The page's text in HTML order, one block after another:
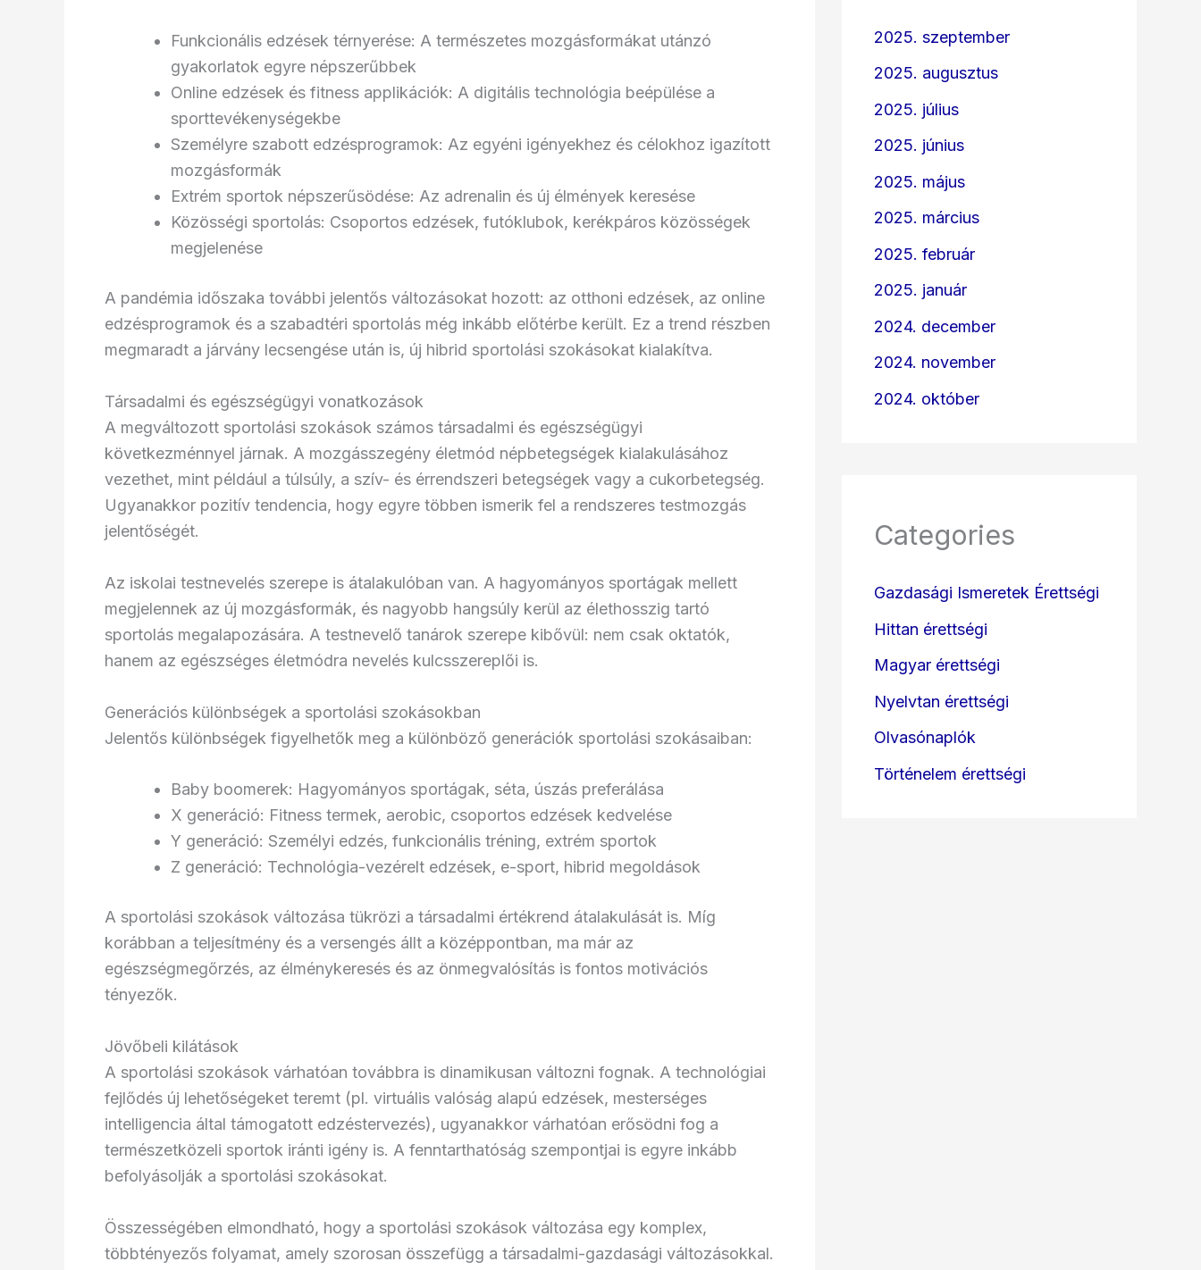
Funkcionális edzések térnyerése: A természetes mozgásformákat utánzó
gyakorlatok egyre népszerűbbek
Online edzések és fitness applikációk: A digitális technológia beépülése a
sporttevékenységekbe
Személyre szabott edzésprogramok: Az egyéni igényekhez és célokhoz igazított
mozgásformák
Extrém sportok népszerűsödése: Az adrenalin és új élmények keresése
Közösségi sportolás: Csoportos edzések, futóklubok, kerékpáros közösségek
megjelenése
A pandémia időszaka további jelentős változásokat hozott: az otthoni edzések, az online
edzésprogramok és a szabadtéri sportolás még inkább előtérbe került. Ez a trend részben
megmaradt a járvány lecsengése után is, új hibrid sportolási szokásokat kialakítva.
Társadalmi és egészségügyi vonatkozások
A megváltozott sportolási szokások számos társadalmi és egészségügyi
következménnyel járnak. A mozgásszegény életmód népbetegségek kialakulásához
vezethet, mint például a túlsúly, a szív- és érrendszeri betegségek vagy a cukorbetegség.
Ugyanakkor pozitív tendencia, hogy egyre többen ismerik fel a rendszeres testmozgás
jelentőségét.
Az iskolai testnevelés szerepe is átalakulóban van. A hagyományos sportágak mellett
megjelennek az új mozgásformák, és nagyobb hangsúly kerül az élethosszig tartó
sportolás megalapozására. A testnevelő tanárok szerepe kibővül: nem csak oktatók,
hanem az egészséges életmódra nevelés kulcsszereplői is.
Generációs különbségek a sportolási szokásokban
Jelentős különbségek figyelhetők meg a különböző generációk sportolási szokásaiban:
Baby boomerek: Hagyományos sportágak, séta, úszás preferálása
X generáció: Fitness termek, aerobic, csoportos edzések kedvelése
Y generáció: Személyi edzés, funkcionális tréning, extrém sportok
Z generáció: Technológia-vezérelt edzések, e-sport, hibrid megoldások
A sportolási szokások változása tükrözi a társadalmi értékrend átalakulását is. Míg
korábban a teljesítmény és a versengés állt a középpontban, ma már az
egészségmegőrzés, az élménykeresés és az önmegvalósítás is fontos motivációs
tényezők.
Jövőbeli kilátások
A sportolási szokások várhatóan továbbra is dinamikusan változni fognak. A technológiai
fejlődés új lehetőségeket teremt (pl. virtuális valóság alapú edzések, mesterséges
intelligencia által támogatott edzéstervezés), ugyanakkor várhatóan erősödni fog a
természetközeli sportok iránti igény is. A fenntarthatóság szempontjai is egyre inkább
befolyásolják a sportolási szokásokat.
Összességében elmondható, hogy a sportolási szokások változása egy komplex,
többtényezős folyamat, amely szorosan összefügg a társadalmi-gazdasági változásokkal.
2025. szeptember
2025. augusztus
2025. július
2025. június
2025. május
2025. március
2025. február
2025. január
2024. december
2024. november
2024. október
Categories
Gazdasági Ismeretek Érettségi
Hittan érettségi
Magyar érettségi
Nyelvtan érettségi
Olvasónaplók
Történelem érettségi